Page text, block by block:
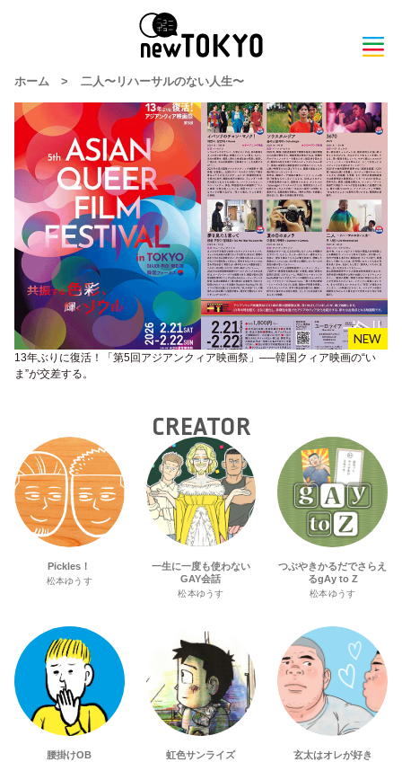
ホーム > 二人〜リハーサルのない人生〜
13年ぶりに復活！「第5回アジアンクィア映画祭」──韓国クィア映画の“い
ま”が交差する。
CREATOR
Pickles！
松本ゆうす
一生に一度も使わない
GAY会話
松本ゆうす
つぶやきかるだでさらえ
るgAy to Z
松本ゆうす
腰掛けOB 虹色サンライズ 玄太はオレが好き